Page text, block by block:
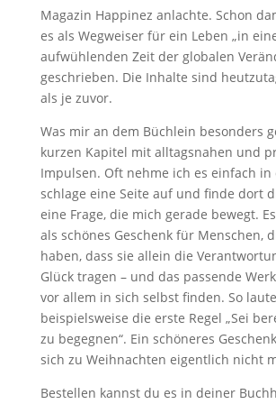
Magazin Happinez anlachte. Schon
es als Wegweiser für ein Leben „in
aufwühlenden Zeit der globalen
geschrieben. Die Inhalte sind
als je zuvor.
Was mir an dem Büchlein besonders
kurzen Kapitel mit alltagsnahen und
Impulsen. Oft nehme ich es einfach in
schlage eine Seite auf und finde dort
eine Frage, die mich gerade bewegt.
als schönes Geschenk für Menschen,
haben, dass sie allein die
Glück tragen – und das passende
vor allem in sich selbst finden. So
beispielsweise die erste Regel „Sei
zu begegnen“. Ein schöneres
sich zu Weihnachten eigentlich nicht
Bestellen kannst du es in deiner